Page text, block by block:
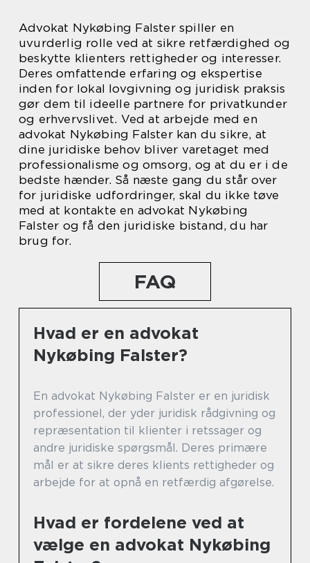
Advokat Nykøbing Falster spiller en
uvurderlig rolle ved at sikre retfærdighed og
beskytte klienters rettigheder og interesser.
Deres omfattende erfaring og ekspertise
inden for lokal lovgivning og juridisk praksis
gør dem til ideelle partnere for privatkunder
og erhvervslivet. Ved at arbejde med en
advokat Nykøbing Falster kan du sikre, at
dine juridiske behov bliver varetaget med
professionalisme og omsorg, og at du er i de
bedste hænder. Så næste gang du står over
for juridiske udfordringer, skal du ikke tøve
med at kontakte en advokat Nykøbing
Falster og få den juridiske bistand, du har
brug for.
FAQ
Hvad er en advokat
Nykøbing Falster?
En advokat Nykøbing Falster er en juridisk
professionel, der yder juridisk rådgivning og
repræsentation til klienter i retssager og
andre juridiske spørgsmål. Deres primære
mål er at sikre deres klients rettigheder og
arbejde for at opnå en retfærdig afgørelse.
Hvad er fordelene ved at
vælge en advokat Nykøbing